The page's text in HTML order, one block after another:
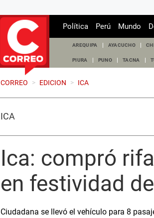
Política Perú Mundo
AREQUIPA AYACUCHO
PIURA PUNO TACNA
CORREO > EDICION > ICA
ICA
Ica: compró
en festividad
Ciudadana se llevó el vehículo para 8